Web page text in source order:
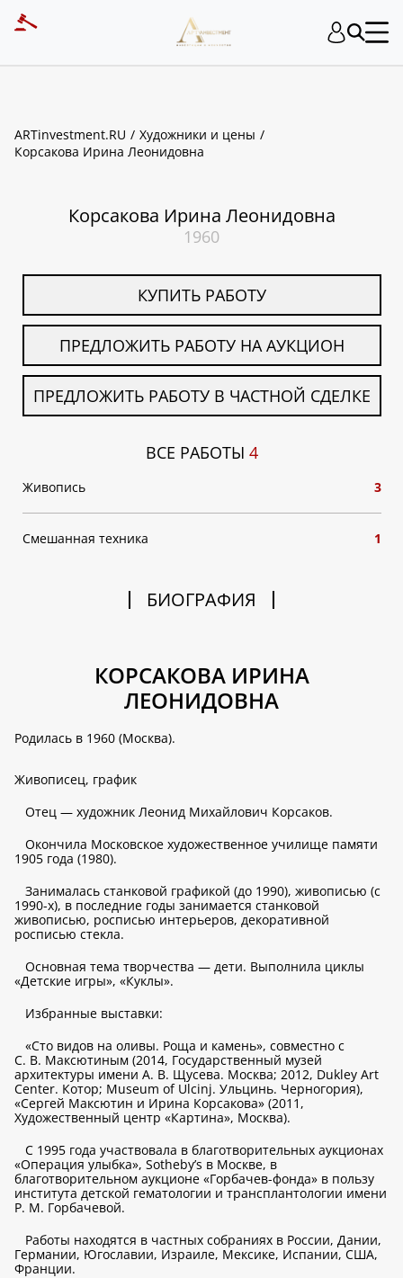
ARTinvestment.RU
Художники и цены
Корсакова Ирина Леонидовна
Корсакова Ирина Леонидовна
1960
КУПИТЬ РАБОТУ
ПРЕДЛОЖИТЬ РАБОТУ НА АУКЦИОН
ПРЕДЛОЖИТЬ РАБОТУ В ЧАСТНОЙ СДЕЛКЕ
ВСЕ РАБОТЫ 4
Живопись 3
Смешанная техника 1
БИОГРАФИЯ
КОРСАКОВА ИРИНА
ЛЕОНИДОВНА
Родилась в 1960 (Москва).
Живописец, график
Отец — художник Леонид Михайлович Корсаков.
Окончила Московское художественное училище памяти
1905 года (1980).
Занималась станковой графикой (до 1990), живописью (с
1990-х), в последние годы занимается станковой
живописью, росписью интерьеров, декоративной
росписью стекла.
Основная тема творчества — дети. Выполнила циклы
«Детские игры», «Куклы».
Избранные выставки:
«Сто видов на оливы. Роща и камень», совместно с
С. В. Максютиным (2014, Государственный музей
архитектуры имени А. В. Щусева. Москва; 2012, Dukley Art
Center. Котор; Museum of Ulcinj. Ульцинь. Черногория),
«Сергей Максютин и Ирина Корсакова» (2011,
Художественный центр «Картина», Москва).
С 1995 года участвовала в благотворительных аукционах
«Операция улыбка», Sotheby’s в Москве, в
благотворительном аукционе «Горбачев-фонда» в пользу
института детской гематологии и трансплантологии имени
Р. М. Горбачевой.
Работы находятся в частных собраниях в России, Дании,
Германии, Югославии, Израиле, Мексике, Испании, США,
Франции.